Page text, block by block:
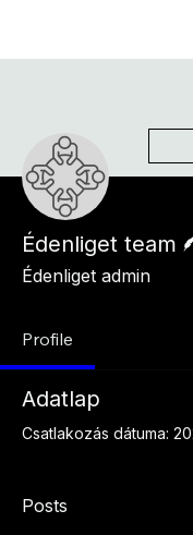
Édenliget team
Édenliget admin
Profile
Adatlap
Csatlakozás dátuma:
Posts